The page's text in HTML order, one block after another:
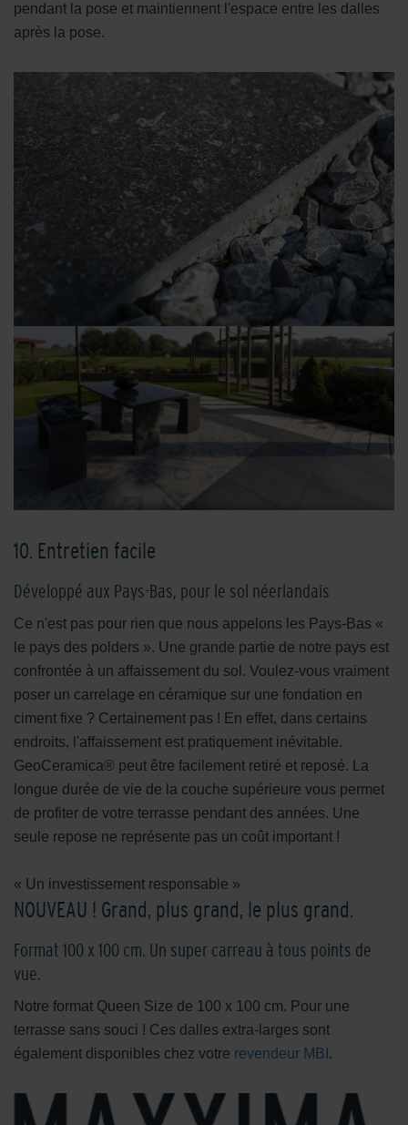
pendant la pose et maintiennent l'espace entre les dalles
après la pose.
10. Entretien facile
Développé aux Pays-Bas, pour le sol néerlandais
Ce n'est pas pour rien que nous appelons les Pays-Bas «
le pays des polders ». Une grande partie de notre pays est
confrontée à un affaissement du sol. Voulez-vous vraiment
poser un carrelage en céramique sur une fondation en
ciment fixe ? Certainement pas ! En effet, dans certains
endroits, l'affaissement est pratiquement inévitable.
GeoCeramica® peut être facilement retiré et reposé. La
longue durée de vie de la couche supérieure vous permet
de profiter de votre terrasse pendant des années. Une
seule repose ne représente pas un coût important !
« Un investissement responsable »
NOUVEAU ! Grand, plus grand, le plus grand.
Format 100 x 100 cm. Un super carreau à tous points de
vue.
Notre format Queen Size de 100 x 100 cm. Pour une
terrasse sans souci ! Ces dalles extra-larges sont
également disponibles chez votre revendeur MBI .